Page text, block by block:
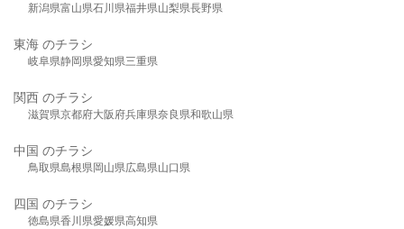
新潟県富山県石川県福井県山梨県長野県
東海 のチラシ
岐阜県静岡県愛知県三重県
関西 のチラシ
滋賀県京都府大阪府兵庫県奈良県和歌山県
中国 のチラシ
鳥取県島根県岡山県広島県山口県
四国 のチラシ
徳島県香川県愛媛県高知県